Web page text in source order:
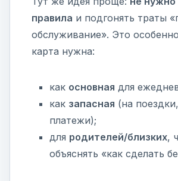
правила и подгонять траты
обслуживание». Это
карта нужна:
как основная для
как запасная (на
платежи);
для родителей/близких,
объяснять «как сделать